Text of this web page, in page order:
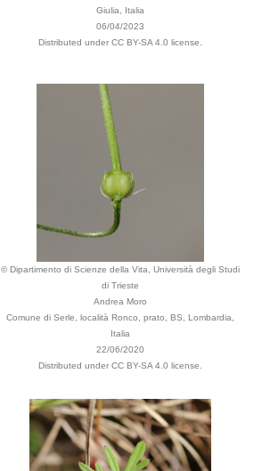
Giulia, Italia
06/04/2023
Distributed under CC BY-SA 4.0 license.
© Dipartimento di Scienze della Vita, Università degli Studi
di Trieste
Andrea Moro
Comune di Serle, località Ronco, prato, BS, Lombardia,
Italia
22/06/2020
Distributed under CC BY-SA 4.0 license.